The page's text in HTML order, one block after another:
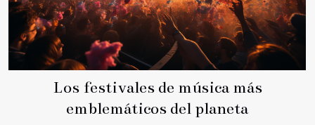
Los festivales de música más
emblemáticos del planeta